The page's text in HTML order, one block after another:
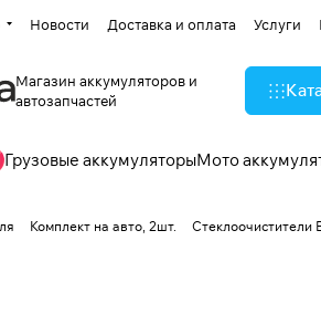
Новости Доставка и оплата Услуги
Магазин аккумуляторов и
автозапчастей
Грузовые аккумуляторыМото
Комплект на авто, 2шт. Стеклоочистители